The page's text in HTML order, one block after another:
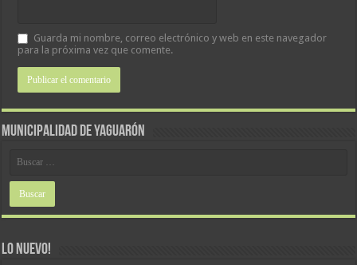
Guarda mi nombre, correo electrónico y web en este navegador
para la próxima vez que comente.
MUNICIPALIDAD DE YAGUARÓN
LO NUEVO!